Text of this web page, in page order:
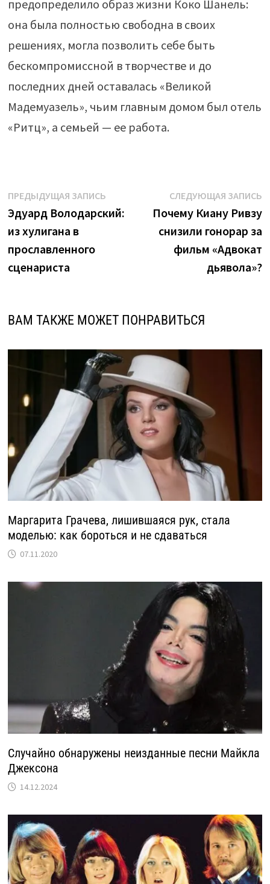
предопределило образ жизни Коко Шанель:
она была полностью свободна в своих
решениях, могла позволить себе быть
бескомпромиссной в творчестве и до
последних дней оставалась «Великой
Мадемуазель», чьим главным домом был отель
«Ритц», а семьей — ее работа.
Навигация
по
записям
ПРЕДЫДУЩАЯ ЗАПИСЬПредыдущая
запись:
Эдуард Володарский:
из хулигана в
прославленного
сценариста
СЛЕДУЮЩАЯ ЗАПИСЬ
Почему Киану Ривзу
снизили гонорар за
фильм «Адвокат
дьявола»?
ВАМ ТАКЖЕ МОЖЕТ ПОНРАВИТЬСЯ
Маргарита Грачева, лишившаяся рук, стала
моделью: как бороться и не сдаваться
07.11.2020
Случайно обнаружены неизданные песни Майкла
Джексона
14.12.2024